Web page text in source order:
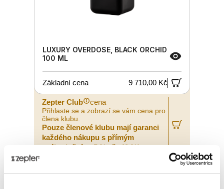
LUXURY OVERDOSE, BLACK ORCHID
100 ML
Základní cena 9 710,00 Kč
Zepter Club cena
Přihlaste se a zobrazí se vám cena pro
člena klubu.
Pouze členové klubu mají garanci
každého nákupu s přímým
zvýhodněním -5 % až -40 %!